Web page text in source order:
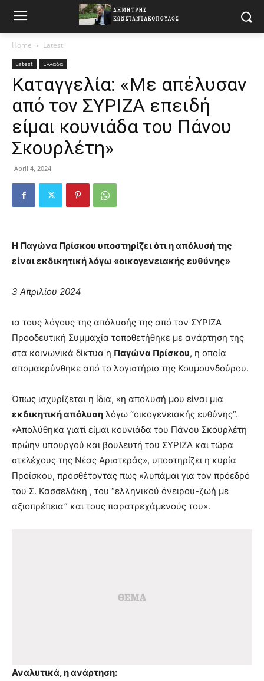
Home Latest
Latest Ελλαδα
Καταγγελία: «Με απέλυσαν
από τον ΣΥΡΙΖΑ επειδή
είμαι κουνιάδα του Πάνου
Σκουρλέτη»
April 4, 2024
Η Παγώνα Πρίσκου υποστηρίζει ότι η απόλυσή της
είναι εκδικητική λόγω «οικογενειακής ευθύνης»
3 Απριλίου 2024
ια τους λόγους της απόλυσής της από τον ΣΥΡΙΖΑ
Προοδευτική Συμμαχία τοποθετήθηκε με ανάρτηση της
στα κοινωνικά δίκτυα η Παγώνα Πρίσκου, η οποία
απομακρύνθηκε από το λογιστήριο της Κουμουνδούρου.
Όπως ισχυρίζεται η ίδια, «η απολυσή μου είναι μια
εκδικητική απόλυση λόγω “οικογενειακής ευθύνης”.
«Απολύθηκα γιατί είμαι κουνιάδα του Πάνου Σκουρλέτη
πρώην υπουργού και βουλευτή του ΣΥΡΙΖΑ και τώρα
στελέχους της Νέας Αριστεράς», υποστηρίζει η κυρία
Προίσκου, προσθέτοντας πως «λυπάμαι για τον πρόεδρό
του Σ. Κασσελάκη , του “ελληνικού όνειρου-ζωή με
αξιοπρέπεια” και τους παρατρεχάμενούς του».
Αναλυτικά, η ανάρτηση: